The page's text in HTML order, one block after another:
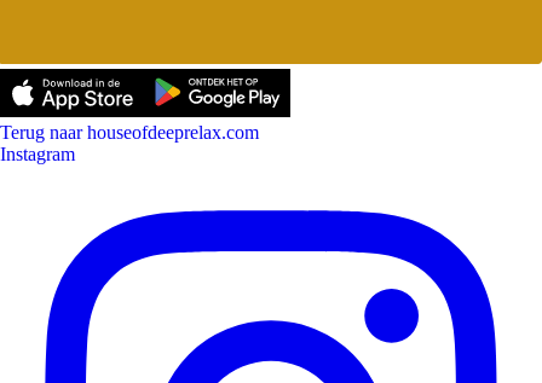
Terug naar houseofdeeprelax.com
Instagram